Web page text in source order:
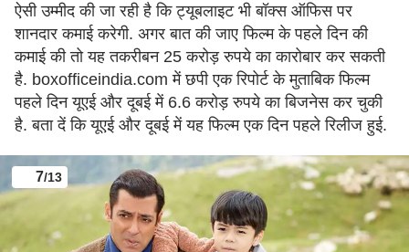
ऐसी उम्मीद की जा रही है कि ट्यूबलाइट भी बॉक्स ऑफिस पर
शानदार कमाई करेगी. अगर बात की जाए फिल्म के पहले दिन की
कमाई की तो यह तकरीबन 25 करोड़ रुपये का कारोबार कर सकती
है. boxofficeindia.com में छपी एक रिपोर्ट के मुताबिक फिल्म
पहले दिन यूएई और दूबई में 6.6 करोड़ रुपये का बिजनेस कर चुकी
है. बता दें कि यूएई और दूबई में यह फिल्म एक दिन पहले रिलीज हुई.
7/13